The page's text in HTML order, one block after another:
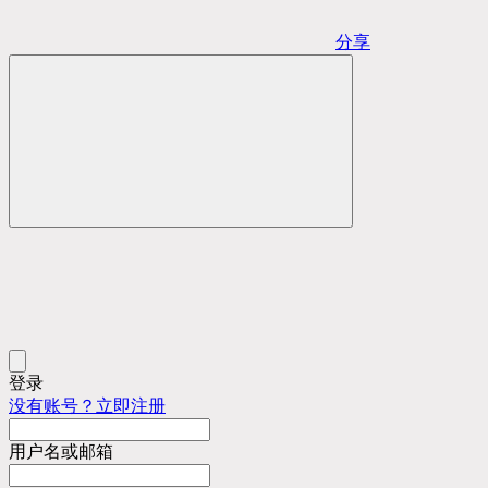
分享
登录
没有账号？立即注册
用户名或邮箱